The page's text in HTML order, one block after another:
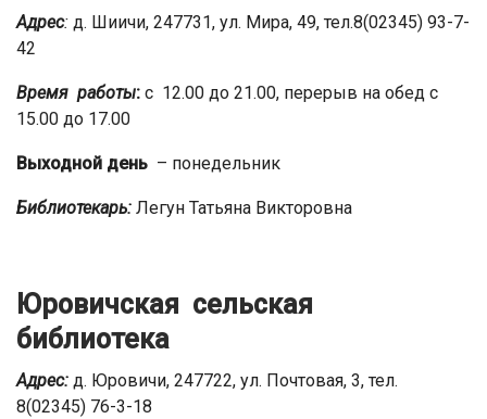
Адрес: д. Шиичи, 247731, ул. Мира, 49, тел.8(02345) 93-7-
42
Время работы: с 12.00 до 21.00, перерыв на обед с
15.00 до 17.00
Выходной день – понедельник
Библиотекарь: Легун Татьяна Викторовна
Юровичская сельская
библиотека
Адрес: д. Юровичи, 247722, ул. Почтовая, 3, тел.
8(02345) 76-3-18